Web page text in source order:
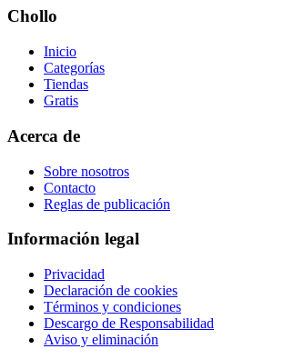
Chollo
Inicio
Categorías
Tiendas
Gratis
Acerca de
Sobre nosotros
Contacto
Reglas de publicación
Información legal
Privacidad
Declaración de cookies
Términos y condiciones
Descargo de Responsabilidad
Aviso y eliminación